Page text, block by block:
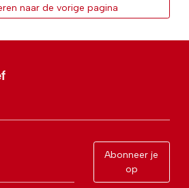
naar de vorige pagina
Abonneer je
op